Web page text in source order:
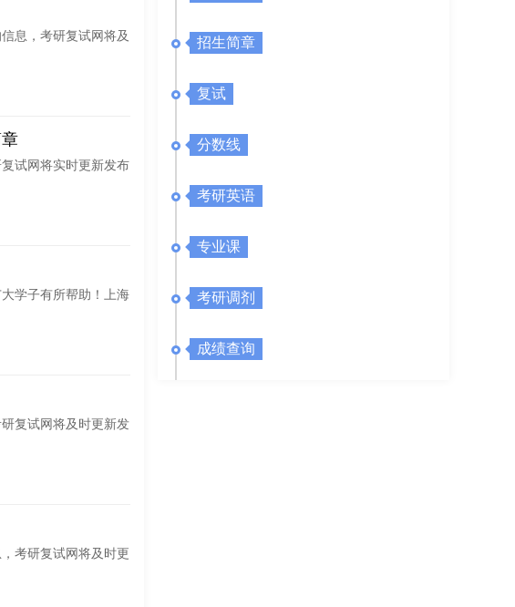
息，考研复试网将及
试网将实时更新发布
学子有所帮助！上海
复试网将及时更新发
考研复试网将及时更
招生简章
复试
分数线
考研英语
专业课
考研调剂
成绩查询